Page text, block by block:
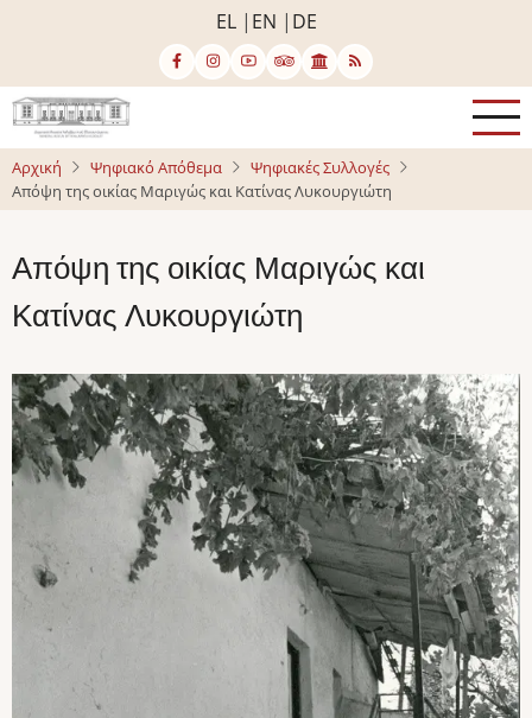
κυρίως
περιεχόμενο
EL EN DE
Αρχική Ψηφιακό Απόθεμα
Ψηφιακές Συλλογές
Απόψη της οικίας Μαριγώς και Κατίνας Λυκουργιώτη
Απόψη της οικίας Μαριγώς και
Κατίνας Λυκουργιώτη
Image